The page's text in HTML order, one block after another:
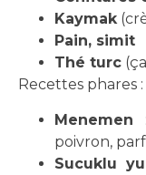
Kaymak
Pain, simit
Thé turc
Recettes phares :
Menemen
poivron,
Sucuklu